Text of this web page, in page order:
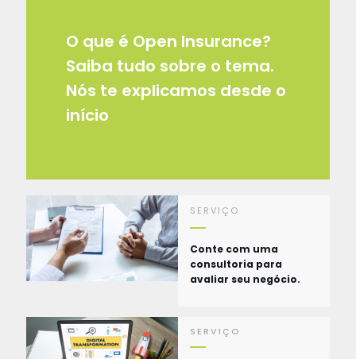
O que é Open Insurance?
Saiba tudo sobre o tema.
Nós te explicamos desde o
início
SERVIÇO
Conte com uma
consultoria para
avaliar seu negócio.
SERVIÇO